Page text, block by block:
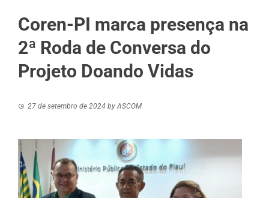
Coren-PI marca presença na
2ª Roda de Conversa do
Projeto Doando Vidas
27 de setembro de 2024 byASCOM